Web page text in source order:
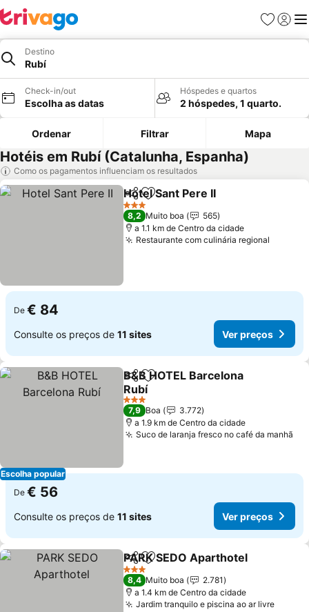
Favoritos
Iniciar
Destino
Rubí
Check-in/out
Escolha as datas
Hóspedes e quartos
2 hóspedes, 1 quarto.
Ordenar Filtrar Mapa
Hotéis em Rubí (Catalunha, Espanha)
Como os pagamentos influenciam os resultados
PartilharAdicionar aos favoritos
Hotel Sant Pere II
3 Estrelas
8,2 Muito boa
565
a 1.1 km de Centro da cidade
Restaurante com culinária regional
De € 84
Consulte os preços de 11 sites Ver preços
Escolha popular
PartilharAdicionar aos favoritos
B&B HOTEL Barcelona
Rubí
3 Estrelas
7,9 Boa
3.772
a 1.9 km de Centro da cidade
Suco de laranja fresco no café da manhã
De € 56
Consulte os preços de 11 sites Ver preços
PartilharAdicionar aos favoritos
PARK SEDO Aparthotel
3 Estrelas
8,4 Muito boa
2.781
a 1.4 km de Centro da cidade
Jardim tranquilo e piscina ao ar livre